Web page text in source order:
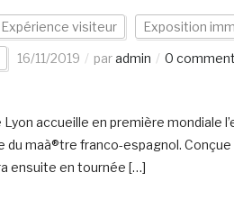
Expérience visiteur Exposition
16/11/2019 paradmin 0
Lyon accueille en première mondiale
maà®tre franco-espagnol.
ensuite en tournée […]